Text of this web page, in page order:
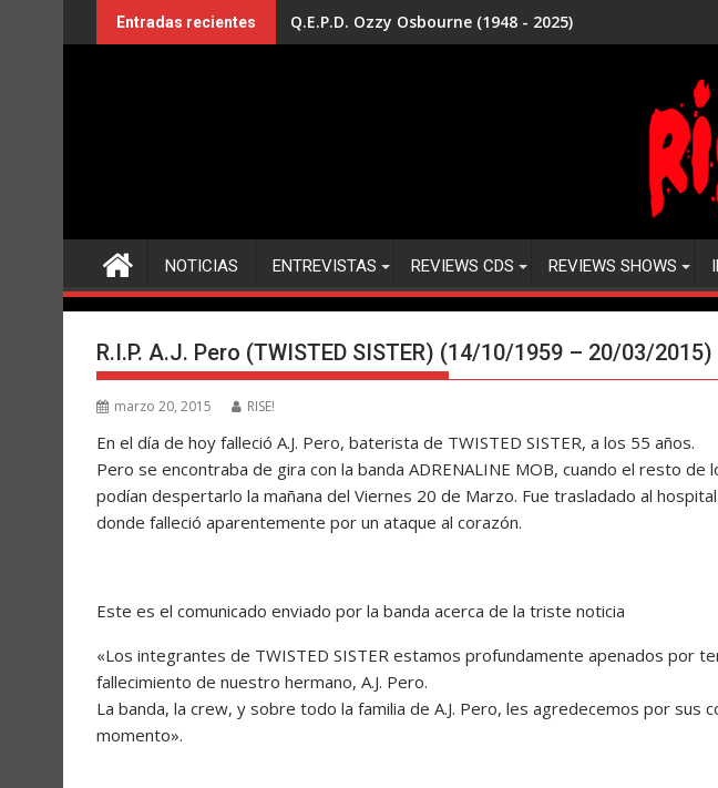
al
Entradas recientes Q.E.P.D. Ozzy Osbourne (1948 - 2025)
NOTICIAS ENTREVISTAS REVIEWS CDS REVIEWS SHOWS
R.I.P. A.J. Pero (TWISTED SISTER) (14/10/1959 – 20/03/2015)
marzo 20, 2015 RISE!
En el día de hoy falleció A.J. Pero, baterista de TWISTED SISTER, a los 55 años.
Pero se encontraba de gira con la banda ADRENALINE MOB, cuando el resto
podían despertarlo la mañana del Viernes 20 de Marzo. Fue trasladado al
donde falleció aparentemente por un ataque al corazón.
Este es el comunicado enviado por la banda acerca de la triste noticia
«Los integrantes de TWISTED SISTER estamos profundamente apenados por
fallecimiento de nuestro hermano, A.J. Pero.
La banda, la crew, y sobre todo la familia de A.J. Pero, les agredecemos por sus
momento».